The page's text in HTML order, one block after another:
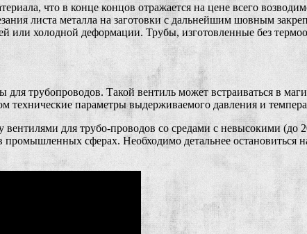
что в конце концов отражается на цене всего
листа металла на заготовки с дальнейшим шовным
холодной деформации. Трубы, изготовленные без
трубопроводов. Такой вентиль может встраиваться в
технические параметры выдерживаемого давления и
для трубо-проводов со средами с невысокими (до
сферах. Необходимо детальнее остановиться